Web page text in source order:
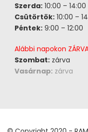
Szerda: 10:00 – 14:00
Csütörtök: 10:00 –
Péntek: 9:00 – 12:00
Alábbi napokon
Szombat: zárva
Vasárnap: zárva